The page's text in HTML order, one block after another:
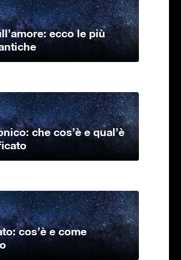
ecco le più
che cos’è e qual’è
cos’è e come